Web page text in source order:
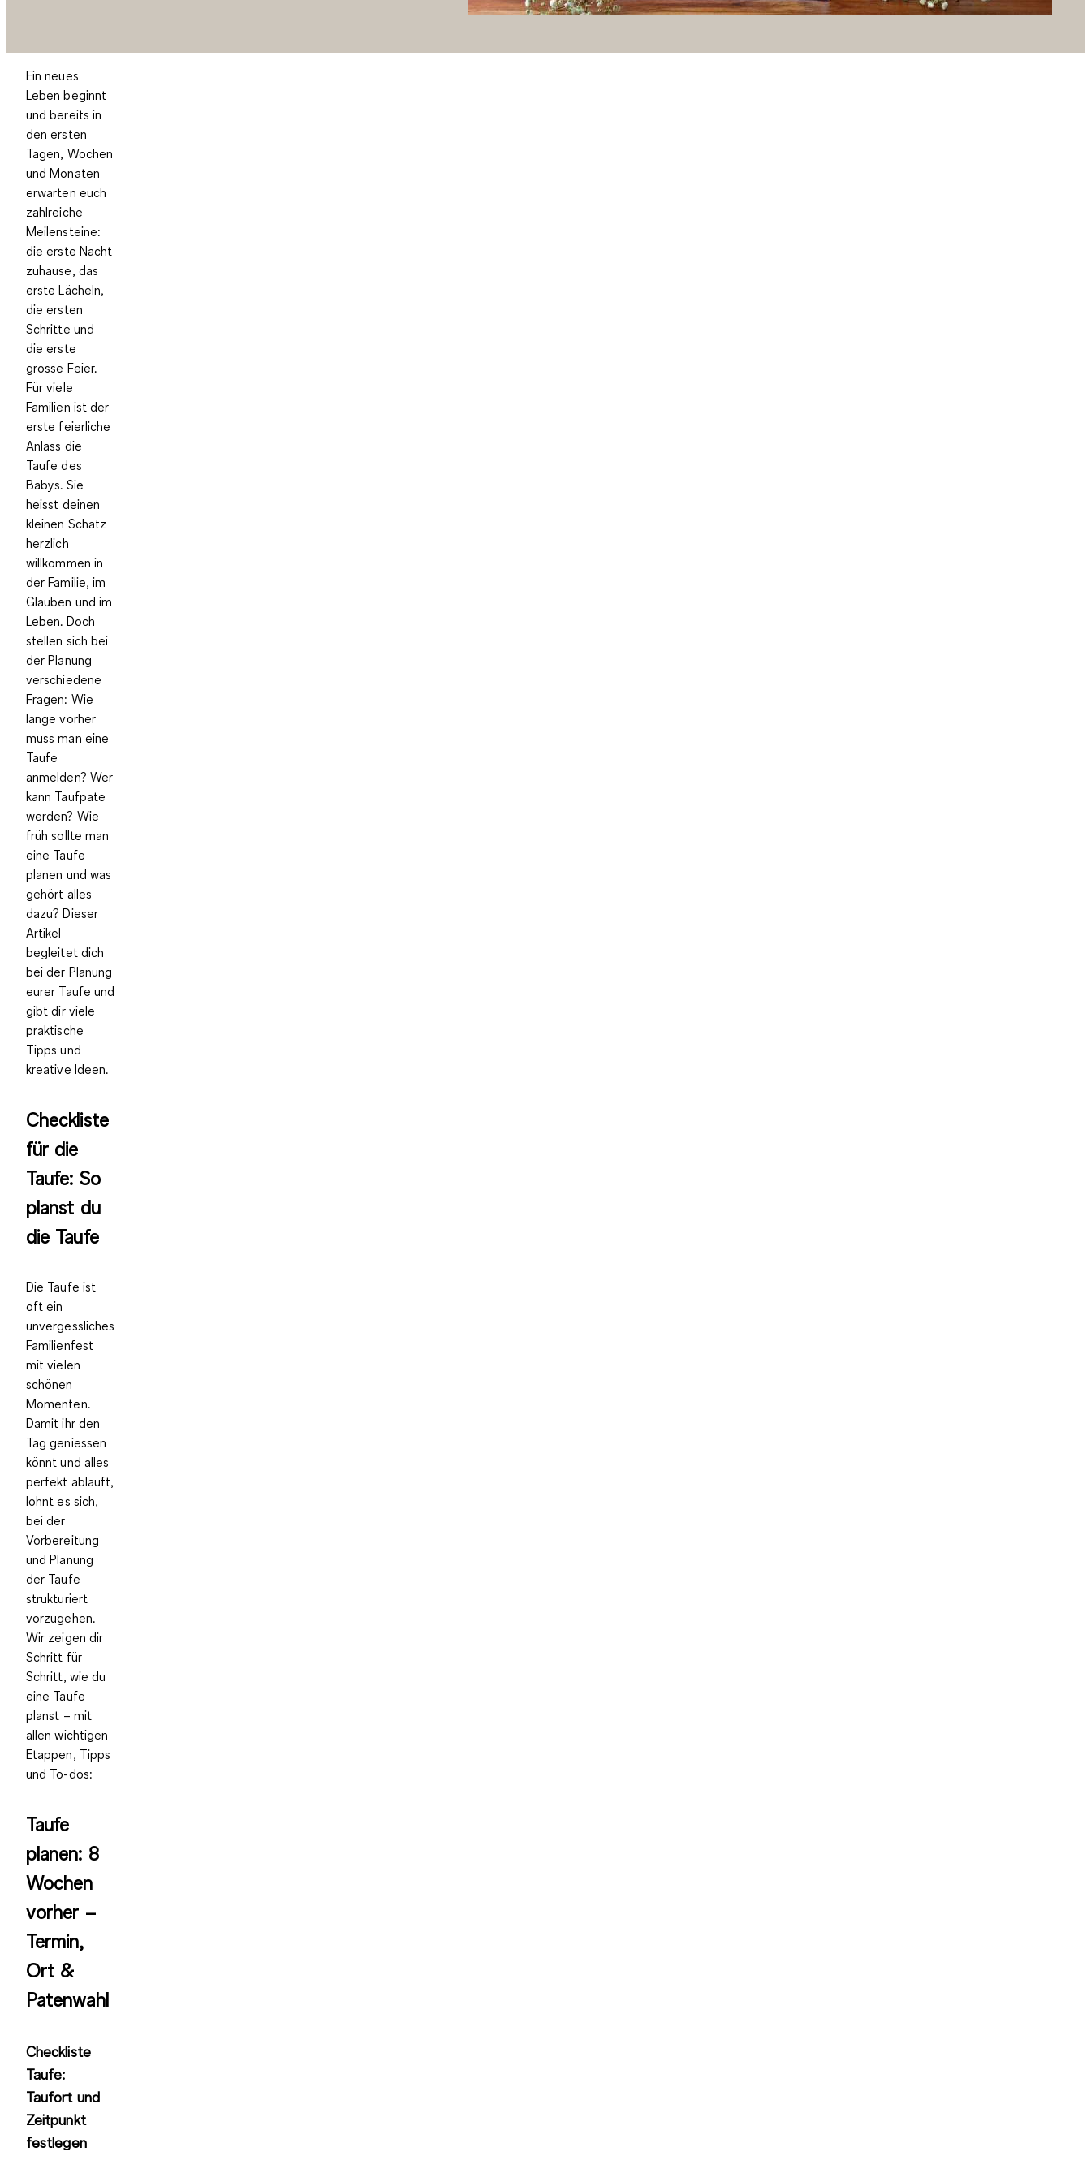
Ein neues
Leben beginnt
und bereits in
den ersten
Tagen, Wochen
und Monaten
erwarten euch
zahlreiche
Meilensteine:
die erste Nacht
zuhause, das
erste Lächeln,
die ersten
Schritte und
die erste
grosse Feier.
Für viele
Familien ist der
erste feierliche
Anlass die
Taufe des
Babys. Sie
heisst deinen
kleinen Schatz
herzlich
willkommen in
der Familie, im
Glauben und im
Leben. Doch
stellen sich bei
der Planung
verschiedene
Fragen: Wie
lange vorher
muss man eine
Taufe
anmelden? Wer
kann Taufpate
werden? Wie
früh sollte man
eine Taufe
planen und was
gehört alles
dazu? Dieser
Artikel
begleitet dich
bei der Planung
eurer Taufe und
gibt dir viele
praktische
Tipps und
kreative Ideen.
Checkliste
für die
Taufe: So
planst du
die Taufe
Die Taufe ist
oft ein
unvergessliches
Familienfest
mit vielen
schönen
Momenten.
Damit ihr den
Tag geniessen
könnt und alles
perfekt abläuft,
lohnt es sich,
bei der
Vorbereitung
und Planung
der Taufe
strukturiert
vorzugehen.
Wir zeigen dir
Schritt für
Schritt, wie du
eine Taufe
planst – mit
allen wichtigen
Etappen, Tipps
und To-dos:
Taufe
planen: 8
Wochen
vorher –
Termin,
Ort &
Patenwahl
Checkliste
Taufe:
Taufort und
Zeitpunkt
festlegen